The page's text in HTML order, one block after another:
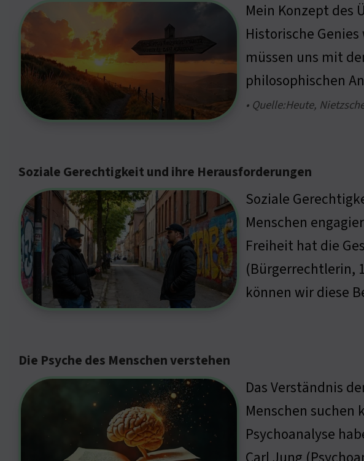
Mein Konzept des
Historische
müssen uns mit
philosophischen
• Quelle:Heute,
Soziale Gerechtigkeit und ihre Herausforderungen
Soziale
Menschen
Freiheit hat die
(Bürgerrechtlerin,
können wir diese
Die Psyche des Menschen verstehen
Das Verständnis
Menschen suchen
Psychoanalyse